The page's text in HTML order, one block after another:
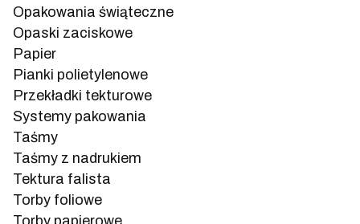
Opakowania świąteczne
Opaski zaciskowe
Papier
Pianki polietylenowe
Przekładki tekturowe
Systemy pakowania
Taśmy
Taśmy z nadrukiem
Tektura falista
Torby foliowe
Torby papierowe